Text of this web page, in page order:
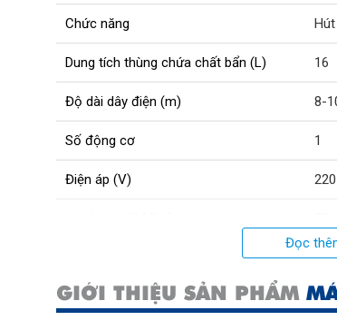
Chức năng
Dung tích thùng chứa chất bẩn (L) 16
Độ dài dây điện (m) 8-
Số động cơ 1
Điện áp (V) 220
Đọc
GIỚI THIỆU SẢN PHẨM